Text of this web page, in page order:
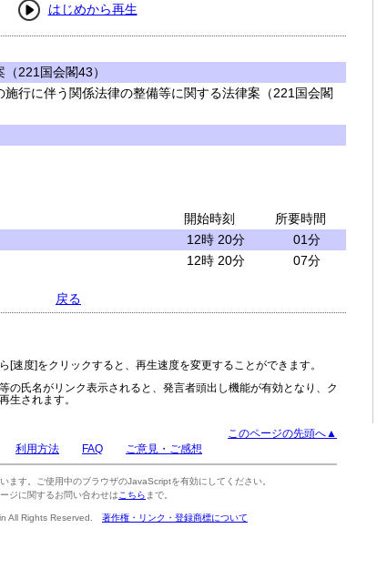
はじめから再生
221国会閣43）
施行に伴う関係法律の整備等に関する法律案（221国会閣
開始時刻
所要時間
12時 20分
01分
12時 20分 07分
戻る
[速度]をクリックすると、再生速度を変更することができます。
の氏名がリンク表示されると、発言者頭出し機能が有効となり、ク
生されます。
このページの先頭へ▲
利用方法 FAQ ご意見・ご感想
ます。ご使用中のブラウザのJavaScriptを有効にしてください。
ジに関するお問い合わせは こちら まで。
All Rights Reserved. 著作権・リンク・登録商標について